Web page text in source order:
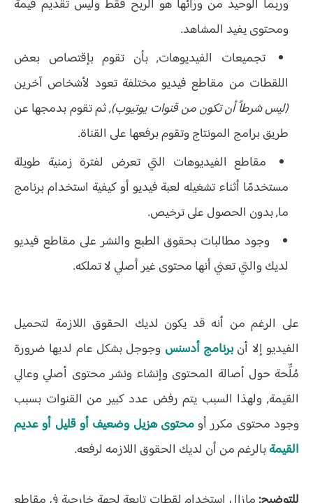
وربما الوحيد من ورائها هو الربح فقط وليس تقديم قيمة
ومحتوى يفيد المشاهد.
تجميعات الفيديوهات, بأن تقوم بإقتصاص بعض
اللقطات من مقاطع فيديو مختلفة تعود لأشخاص آخرين
(ليس شرطاً أن تكون من قنوات يوتيوب), ثم تقوم بدمجها عن
طريق برامج المونتاج وتقوم برفعها على القناة.
مقاطع الفيديوهات التي تعرض لفترة زمنية طويلة
مستخدمًا أثناء تشغيله لعبة فيديو أو كيفية استخدام برنامج
ما, بدون الحصول على ترخيص.
وجود مطالبات بحقوق الطبع والنشر على مقاطع فيديو
لديك والتي تعني أنها محتوى غير أصلي لا تملكه.
على الرغم من أنه قد يكون لديك الحقوق اللازمة لتحميل
الفيديو إلا أن برنامج أدسنس وجوجل بشكل عام لديها ضرورة
مُلِّحة حول أصالة المحتوى وإنشاء ونشر محتوى أصلي وعالي
القيمة, ولهذا السبب يتم رفض عدد كبير من القنوات بسبب
وجود محتوى مكرر أومحتوى هزيل وضعيف أو قليل أو عديم
القيمةبالرغم من أن لديك الحقوق اللازمه لرفعه.